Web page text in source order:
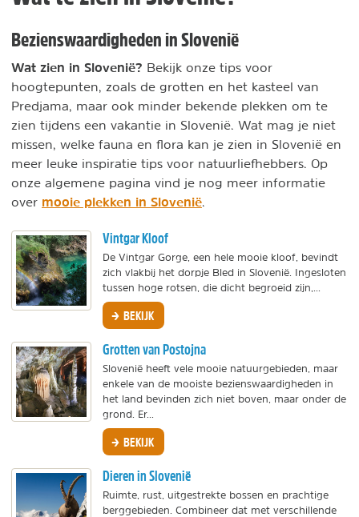
Bezienswaardigheden in Slovenië
Wat zien in Slovenië? Bekijk onze tips voor
hoogtepunten, zoals de grotten en het kasteel van
Predjama, maar ook minder bekende plekken om te
zien tijdens een vakantie in Slovenië. Wat mag je niet
missen, welke fauna en flora kan je zien in Slovenië en
meer leuke inspiratie tips voor natuurliefhebbers. Op
onze algemene pagina vind je nog meer informatie
over mooie plekken in Slovenië
Vintgar Kloof
De Vintgar Gorge, een hele mooie kloof, bevindt
zich vlakbij het dorpje Bled in Slovenië. Ingesloten
tussen hoge rotsen, die dicht begroeid zijn,...
BEKIJK
Grotten van Postojna
Slovenië heeft vele mooie natuurgebieden, maar
enkele van de mooiste bezienswaardigheden in
het land bevinden zich niet boven, maar onder de
grond. Er...
BEKIJK
Dieren in Slovenië
Ruimte, rust, uitgestrekte bossen en prachtige
berggebieden. Combineer dat met verschillende